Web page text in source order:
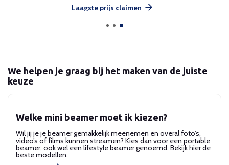
Laagste prijs claimen
We helpen je graag bij het maken van de juiste
keuze
Welke mini beamer moet ik kiezen?
Wil jij je je beamer gemakkelijk meenemen en overal foto’s,
video’s of films kunnen streamen? Kies dan voor een portable
beamer, ook wel een lifestyle beamer genoemd. Bekijk hier de
beste modellen.